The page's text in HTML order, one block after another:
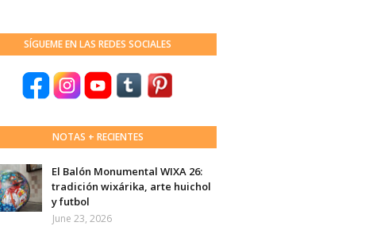
SÍGUEME EN LAS REDES SOCIALES
NOTAS + RECIENTES
El Balón Monumental WIXA 26:
tradición wixárika, arte huichol
y futbol
June 23, 2026